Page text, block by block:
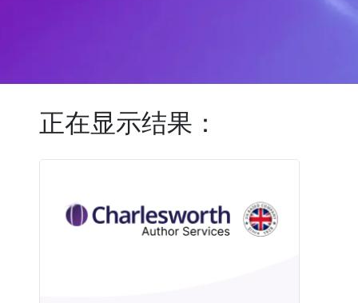
正在显示结果：